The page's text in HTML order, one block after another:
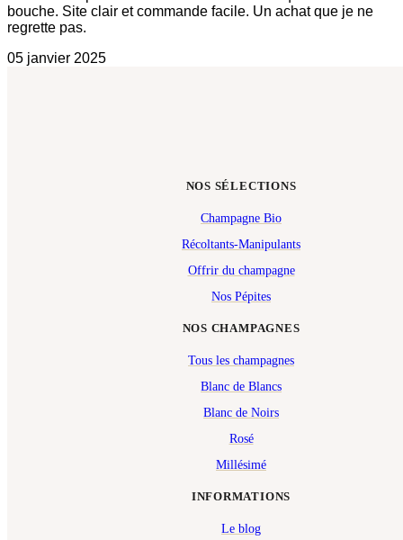
bouche. Site clair et commande facile. Un achat que je ne
regrette pas.
05 janvier 2025
NOS CHAMPAGNES
Tous les champagnes
Blanc de Blancs
Blanc de Noirs
Rosé
Millésimé
NOS SÉLECTIONS
Champagne Bio
Récoltants-Manipulants
Offrir du champagne
Nos Pépites
INFORMATIONS
Le blog